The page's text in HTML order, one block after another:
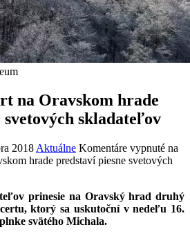
na Oravskom hrade
svetových skladateľov
2018 Aktuálne Komentáre vypnuté na
hrade predstaví piesne svetových
prinesie na Oravský hrad druhý
ktorý sa uskutoční v nedeľu 16.
svätého Michala.